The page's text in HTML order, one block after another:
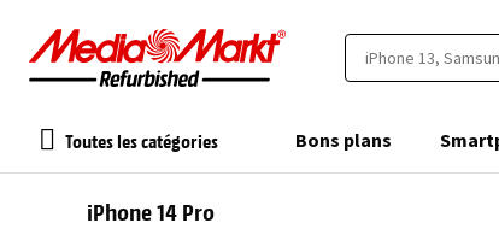
Toutes les catégories Bons plans
iPhone 14 Pro